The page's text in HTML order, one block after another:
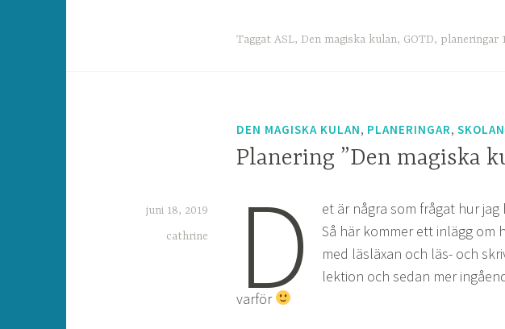
Taggat ASL, Den magiska kulan, GOTD, planeringar
DEN MAGISKA KULAN, PLANERINGAR, SKOLAN
Planering ”Den magiska
juni 18, 2019
cathrine
D
et är några som frågat hur jag
Så här kommer ett inlägg om
med läsläxan och läs- och
lektion och sedan mer
varför